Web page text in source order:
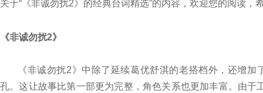
关于“《非诚勿扰2》的经典台词精选”的内容，欢迎您的阅读，
《非诚勿扰2》
《非诚勿扰2》中除了延续葛优舒淇的老搭档外，还增
孔。这让故事比第一部更为完整，角色关系也更加丰富。由